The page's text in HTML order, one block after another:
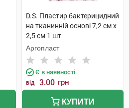
D.S. Пластир бактерицидний
на тканинній основі 7,2 см х
2,5 см 1 шт
Аргопласт
Є в наявності
від 3.00 грн
КУПИТИ